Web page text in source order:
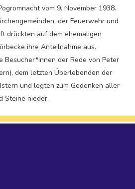
vom 9. November 1938.
der Feuerwehr und
drückten auf dem ehemaligen
ihre Anteilnahme aus.
Besucher*innen der Rede von Peter
dem letzten Überlebenden der
und legten zum Gedenken aller
Steine nieder.